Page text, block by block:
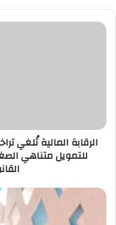
الرقابة
للتمويل
متناهي
الضوابط
القانونية
والرقابية
للتمويل متناهي
د.